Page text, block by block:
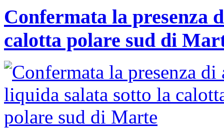
Confermata la presenza
calotta polare sud di